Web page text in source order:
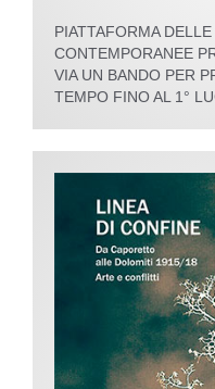
PIATTAFORMA
CONTEMPORANEE
VIA UN BANDO PER
TEMPO FINO AL 1°